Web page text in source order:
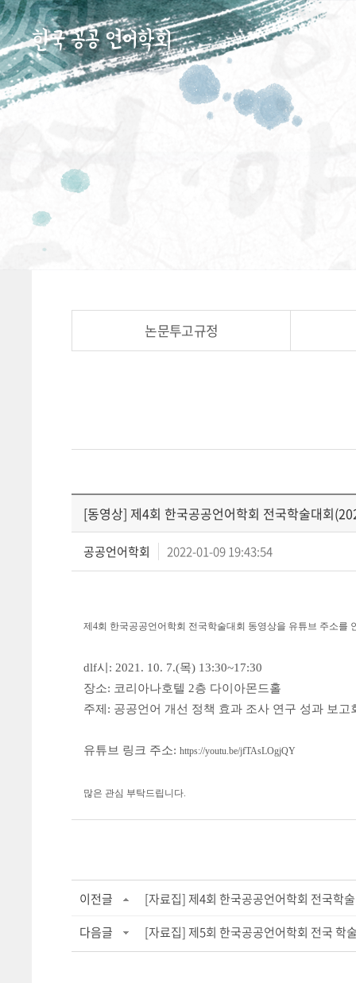
논문투고규정
[동영상] 제4회 한국공공언어학회 전국학술대회
공공언어학회 2022-01-09 19:43:54
제4회 한국공공언어학회 전국학술대회 동영상을 유튜브 주소를
dlf시: 2021. 10. 7.(목) 13:30~17:30
장소: 코리아나호텔 2층 다이아몬드홀
주제: 공공언어 개선 정책 효과 조사 연구 성과 보고
유튜브 링크 주소: https://youtu.be/jfTAsLOgjQY
많은 관심 부탁드립니다.
이전글
[자료집] 제4회 한국공공언어학회 전국학
다음글
[자료집] 제5회 한국공공언어학회 전국 학